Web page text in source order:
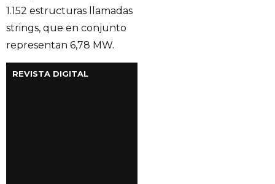
1.152 estructuras llamadas
strings, que en conjunto
representan 6,78 MW.
REVISTA DIGITAL